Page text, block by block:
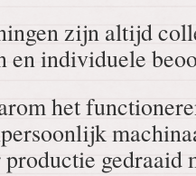
zijn altijd
en individuele
het
gedraaid